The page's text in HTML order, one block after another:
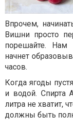
Впрочем,
Вишни просто
порешайте. Нам
начнет
часов.
Когда ягоды
и водой. Спирта
литра не хватит,
должны быть